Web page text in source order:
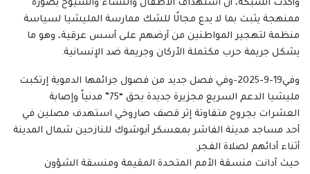
وأكدت الشبكة، أن استهداف الأطفال والنساء والشيوخ بصورة
ممنهجة يثبت بما لا يدع مجالًا للشك ممارسة المليشيا لسياسة
منظمة لتهجير المواطنين من أرضهم على أسس عرقية، وهو ما
يشكل جريمة حرب مكتملة الأركان وجريمة ضد الإنسانية.
وفي19-9-2025-وفي فصل جديد من فصول جرائمها الدموية إرتكبت
مليشيا الدعم السريع مجزيرة جديدة بحق “75” مدنياً وإصابة
العشرات بجروح متفاوتة إثر قصف صاروخي استهدف مصلين في
أحد مساجد مدينة الفاشر بمعسكر أبوشوك للنازحين شمال المدينة
أثناء أدائهم لصلاة الفجر.
حيث أدانت منسقة الأمم المتحدة المقيمة ومنسقة الشؤون